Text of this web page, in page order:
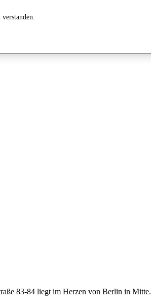
83-84 liegt im Herzen von Berlin in Mitte.